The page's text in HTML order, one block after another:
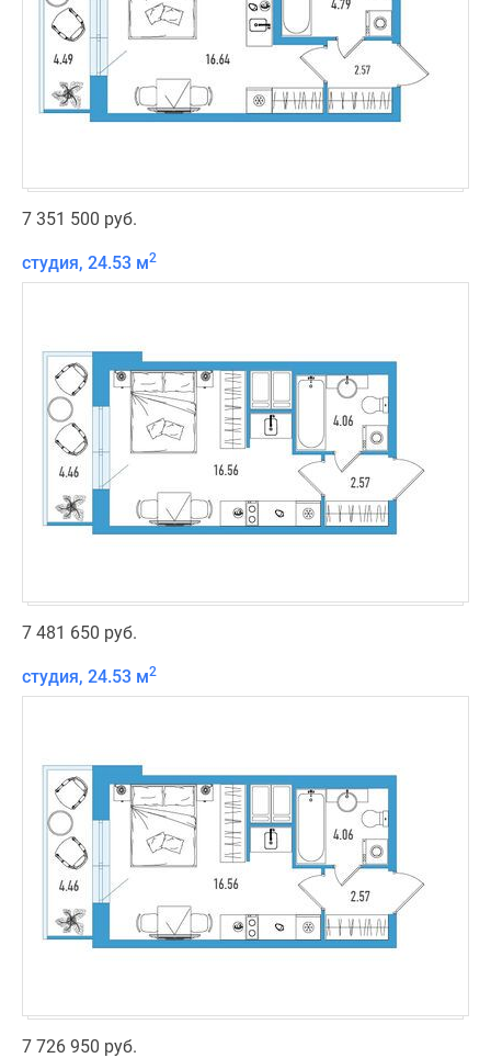
7 351 500 руб.
студия, 24.53 м2
7 481 650 руб.
студия, 24.53 м2
7 726 950 руб.